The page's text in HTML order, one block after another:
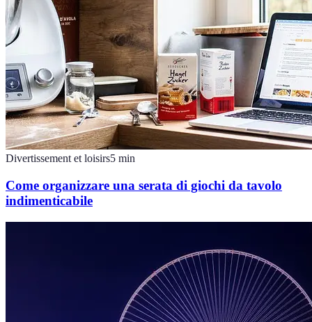
Divertissement et loisirs5 min
Come organizzare una serata di giochi da tavolo
indimenticabile